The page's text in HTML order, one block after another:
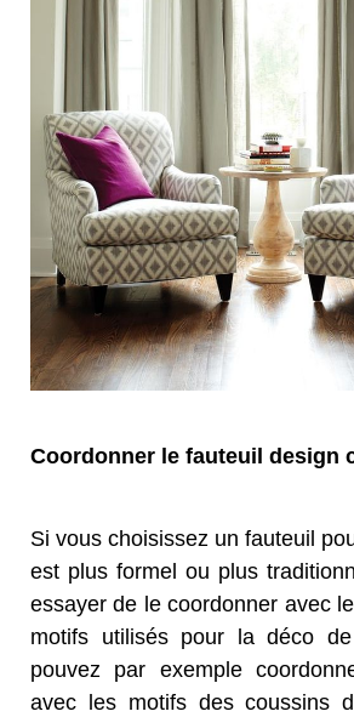
Coordonner le fauteuil design
Si vous choisissez un fauteuil
est plus formel ou plus
essayer de le coordonner avec
motifs utilisés pour la déco
pouvez par exemple
avec les motifs des coussins